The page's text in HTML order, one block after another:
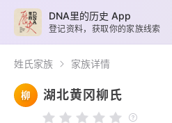
姓氏家族 家族详情
柳 湖北黄冈柳氏
DNA里的历史 App
登记资料，获取你的家族线索